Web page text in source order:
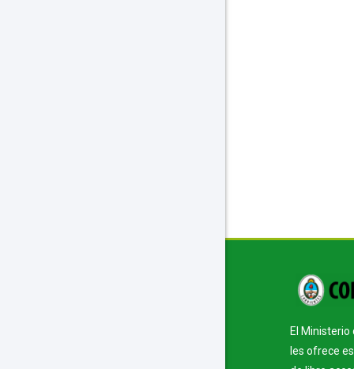
Bloques
El Ministerio
les ofrece